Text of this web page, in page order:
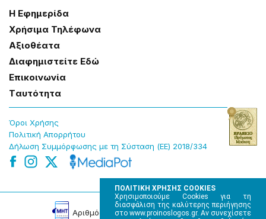
ΠΟΛΙΤΙΚΗ ΧΡΗΣΗΣ COOKIES
Χρησιμοποιούμε Cookies για τη
διασφάλιση της καλύτερης περιήγησης
στο www.proinoslogos.gr. Αν συνεχίσετε
Η Εφημερίδα
Χρήσɩμα Τηλέφωνα
Αξɩοθέατα
Δɩαφημɩστείτε Εδώ
Επɩκοɩνωνία
Tαυτότητα
Όροɩ Χρήσης
Πολɩτɩκή Απορρήτου
Δήλωση Συμμόρφωσης με τη Σύσταση (ΕΕ) 2018/334
Αρɩθμός Πɩστοποίησης Μ.Η.Τ. 220242